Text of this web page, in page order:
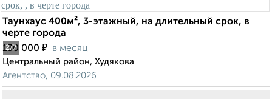
2/7
Таунхаус 400м², 3-этажный, на длительный срок, в
черте города
130 000 ₽ в месяц
Центральный район, Худякова
Агентство, 09.08.2026